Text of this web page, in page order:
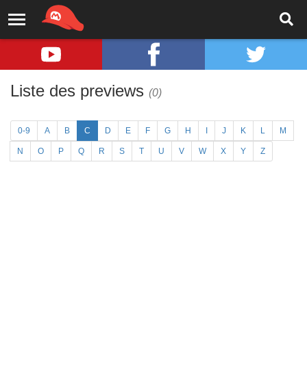
Liste des previews (0)
0-9 A B C D E F G H J K L M
N O P Q R S T U V W X Y Z